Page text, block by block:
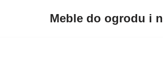
Meble do ogrodu i